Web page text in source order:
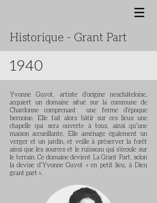
Historique - Grant Part
1940
Yvonne Guyot, artiste d’origine neuchâteloise,
acquiert un domaine situé sur la commune de
Chardonne comprenant une ferme d’époque
bernoise. Elle fait alors bâtir sur ces lieux une
chapelle qui sera ouverte à tous, ainsi qu’une
maison accueillante. Elle aménage également un
verger et un jardin, et veille à préserver la forêt
ainsi que les sources et le ruisseau qui s’écoule sur
le terrain. Ce domaine devient La Grant Part, selon
la devise d’Yvonne Guyot « en petit lieu, à Dieu
grant part ».